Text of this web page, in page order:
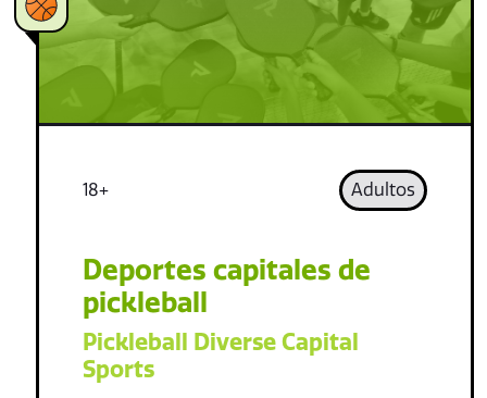
18+ Adultos
Deportes capitales de
pickleball
Pickleball Diverse Capital
Sports